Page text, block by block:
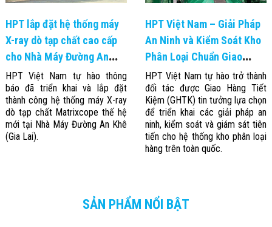
HPT lắp đặt hệ thống máy
X-ray dò tạp chất cao cấp
cho Nhà Máy Đường An
Khê – Gia Lai
HPT Việt Nam tự hào thông
báo đã triển khai và lắp đặt
thành công hệ thống máy X-ray
dò tạp chất Matrixcope thế hệ
mới tại Nhà Máy Đường An Khê
(Gia Lai).
HPT Việt Nam – Giải Pháp
An Ninh và Kiểm Soát Kho
Phân Loại Chuẩn Giao
Hàng Tiết Kiệm (GHTK)
HPT Việt Nam tự hào trở thành
đối tác được Giao Hàng Tiết
Kiệm (GHTK) tin tưởng lựa chọn
để triển khai các giải pháp an
ninh, kiểm soát và giám sát tiên
tiến cho hệ thống kho phân loại
hàng trên toàn quốc.
SẢN PHẨM NỔI BẬT